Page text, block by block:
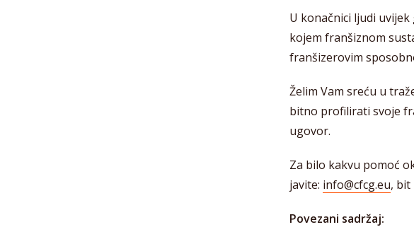
U konačnici ljudi
kojem franšiznom
franšizerovim
Želim Vam sreću u
bitno profilirati svoje
ugovor.
Za bilo kakvu pomoć
javite: info@cfcg.eu, bit
Povezani sadržaj: